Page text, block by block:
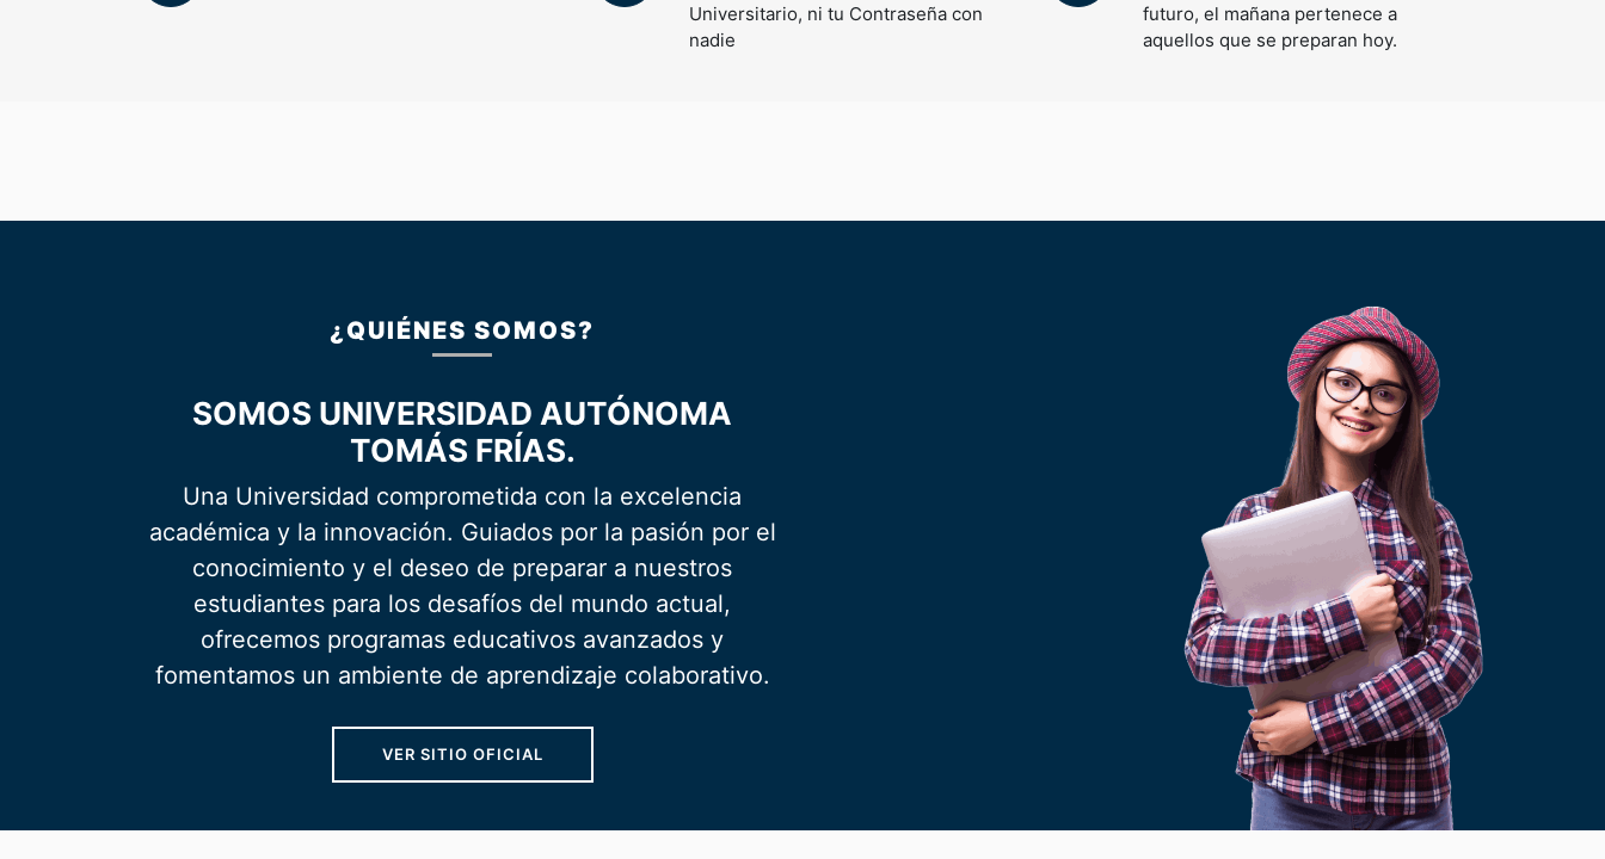
Universitario, ni tu Contraseña con
nadie
futuro, el mañana pertenece a
aquellos que se preparan hoy.
¿QUIÉNES SOMOS?
SOMOS UNIVERSIDAD AUTÓNOMA
TOMÁS FRÍAS.
Una Universidad comprometida con la excelencia
académica y la innovación. Guiados por la pasión por el
conocimiento y el deseo de preparar a nuestros
estudiantes para los desafíos del mundo actual,
ofrecemos programas educativos avanzados y
fomentamos un ambiente de aprendizaje colaborativo.
VER SITIO OFICIAL